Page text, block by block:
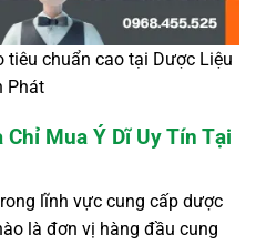
tiêu chuẩn cao tại Dược Liệu
Phát
Mua Ý Dĩ Uy Tín Tại
lĩnh vực cung cấp dược
là đơn vị hàng đầu cung